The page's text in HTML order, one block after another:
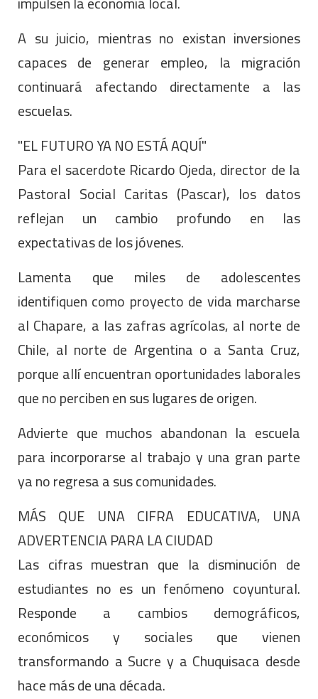
A su juicio, mientras no existan inversiones
capaces de generar empleo, la migración
continuará afectando directamente a las
escuelas.
"EL FUTURO YA NO ESTÁ AQUÍ"
Para el sacerdote Ricardo Ojeda, director de la
Pastoral Social Caritas (Pascar), los datos
reflejan un cambio profundo en las
expectativas de los jóvenes.
Lamenta que miles de adolescentes
identifiquen como proyecto de vida marcharse
al Chapare, a las zafras agrícolas, al norte de
Chile, al norte de Argentina o a Santa Cruz,
porque allí encuentran oportunidades laborales
que no perciben en sus lugares de origen.
Advierte que muchos abandonan la escuela
para incorporarse al trabajo y una gran parte
ya no regresa a sus comunidades.
MÁS QUE UNA CIFRA EDUCATIVA, UNA
ADVERTENCIA PARA LA CIUDAD
Las cifras muestran que la disminución de
estudiantes no es un fenómeno coyuntural.
Responde a cambios demográficos,
económicos y sociales que vienen
transformando a Sucre y a Chuquisaca desde
hace más de una década.